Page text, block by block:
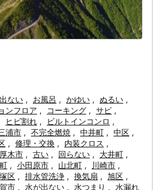
ない , お風呂 , かゆい , ぬるい ,
ンフロア , コーキング , サビ ,
ヒビ割れ , ビルトインコンロ ,
浦市 , 不完全燃焼 , 中井町 , 中区 ,
, 修理・交換 , 内装クロス ,
厚木市 , 古い , 回らない , 大井町 ,
, 小田原市 , 山北町 , 川崎市 ,
区 , 排水管洗浄 , 換気扇 , 旭区 ,
市 , 水が出ない , 水つまり , 水漏れ